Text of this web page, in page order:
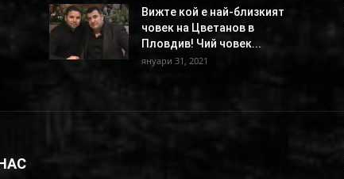
Вижте кой е най-близкият
човек на Цветанов в
Пловдив! Чий човек...
януари 31, 2021